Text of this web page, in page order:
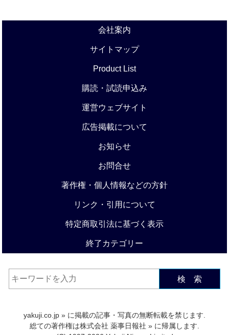
会社案内
サイトマップ
Product List
購読・試読申込み
運営ウェブサイト
広告掲載について
お知らせ
お問合せ
著作権・個人情報などの方針
リンク・引用について
特定商取引法に基づく表示
終了カテゴリー
検 索
yakuji.co.jp » に掲載の記事・写真の無断転載を禁じます.
総ての著作権は株式会社 薬事日報社 » に帰属します.